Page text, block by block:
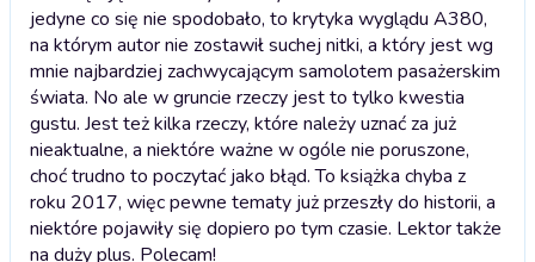
jedyne co się nie spodobało, to krytyka wyglądu A380,
na którym autor nie zostawił suchej nitki, a który jest wg
mnie najbardziej zachwycającym samolotem pasażerskim
świata. No ale w gruncie rzeczy jest to tylko kwestia
gustu. Jest też kilka rzeczy, które należy uznać za już
nieaktualne, a niektóre ważne w ogóle nie poruszone,
choć trudno to poczytać jako błąd. To książka chyba z
roku 2017, więc pewne tematy już przeszły do historii, a
niektóre pojawiły się dopiero po tym czasie. Lektor także
na duży plus. Polecam!